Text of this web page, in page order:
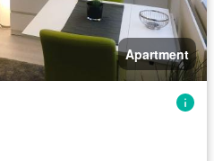
Apartment